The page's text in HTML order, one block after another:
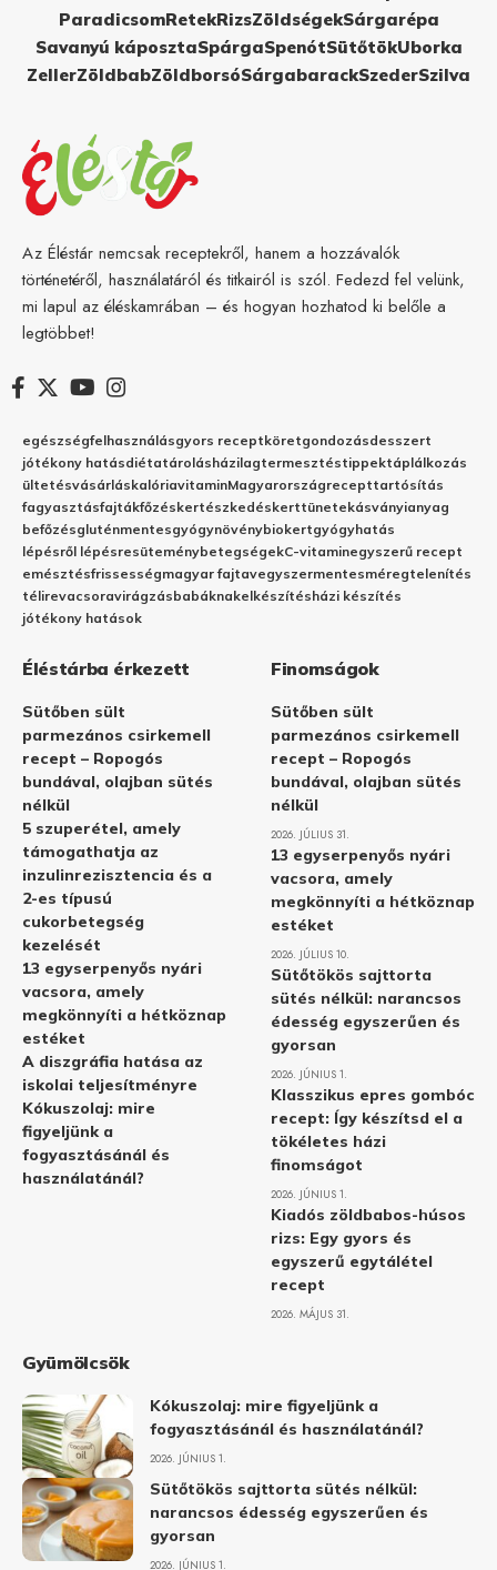
ParadicsomRetekRizsZöldségekSárgarépa
Savanyú káposztaSpárgaSpenótSütőtökUborka
ZellerZöldbabZöldborsóSárgabarackSzederSzilva
Az Éléstár nemcsak receptekről, hanem a hozzávalók
történetéről, használatáról és titkairól is szól. Fedezd fel velünk,
mi lapul az éléskamrában – és hogyan hozhatod ki belőle a
legtöbbet!
egészségfelhasználásgyors receptköretgondozásdesszert
jótékony hatásdiétatárolásházilagtermesztéstippektáplálkozás
ültetésvásárláskalóriavitaminMagyarországrecepttartósítás
fagyasztásfajtákfőzéskertészkedéskerttünetekásványianyag
befőzésgluténmentesgyógynövénybiokertgyógyhatás
lépésről lépésresüteménybetegségekC-vitaminegyszerű recept
emésztésfrissességmagyar fajtavegyszermentesméregtelenítés
télirevacsoravirágzásbabáknakelkészítésházi készítés
jótékony hatások
Éléstárba érkezett
Sütőben sült
parmezános csirkemell
recept – Ropogós
bundával, olajban sütés
nélkül
5 szuperétel, amely
támogathatja az
inzulinrezisztencia és a
2-es típusú
cukorbetegség
kezelését
13 egyserpenyős nyári
vacsora, amely
megkönnyíti a hétköznap
estéket
A diszgráfia hatása az
iskolai teljesítményre
Kókuszolaj: mire
figyeljünk a
fogyasztásánál és
használatánál?
Finomságok
Sütőben sült
parmezános csirkemell
recept – Ropogós
bundával, olajban sütés
nélkül
2026. JÚLIUS 31.
13 egyserpenyős nyári
vacsora, amely
megkönnyíti a hétköznap
estéket
2026. JÚLIUS 10.
Sütőtökös sajttorta
sütés nélkül: narancsos
édesség egyszerűen és
gyorsan
2026. JÚNIUS 1.
Klasszikus epres gombóc
recept: Így készítsd el a
tökéletes házi
finomságot
2026. JÚNIUS 1.
Kiadós zöldbabos-húsos
rizs: Egy gyors és
egyszerű egytálétel
recept
2026. MÁJUS 31.
Gyümölcsök
Kókuszolaj: mire figyeljünk a
fogyasztásánál és használatánál?
2026. JÚNIUS 1.
Sütőtökös sajttorta sütés nélkül:
narancsos édesség egyszerűen és
gyorsan
2026. JÚNIUS 1.